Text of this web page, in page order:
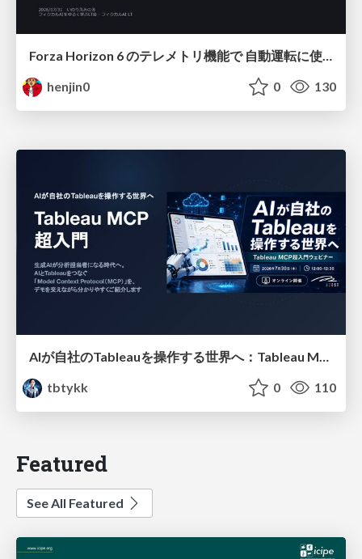
henjin0
0 130
AIが自社のTableauを操作する世界へ：Tableau MCP超入門
tbtykk
0 110
Featured
See All Featured